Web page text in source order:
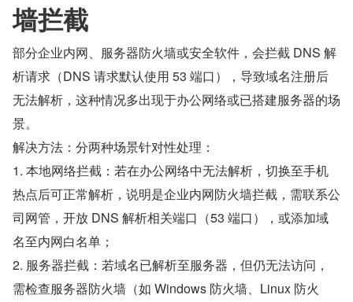
墙拦截
部分企业内网、服务器防火墙或安全软件，会拦截 DNS 解
析请求（DNS 请求默认使用 53 端口），导致域名注册后
无法解析，这种情况多出现于办公网络或已搭建服务器的场
景。
解决方法：分两种场景针对性处理：
1. 本地网络拦截：若在办公网络中无法解析，切换至手机
热点后可正常解析，说明是企业内网防火墙拦截，需联系公
司网管，开放 DNS 解析相关端口（53 端口），或添加域
名至内网白名单；
2. 服务器拦截：若域名已解析至服务器，但仍无法访问，
需检查服务器防火墙（如 Windows 防火墙、Linux 防火